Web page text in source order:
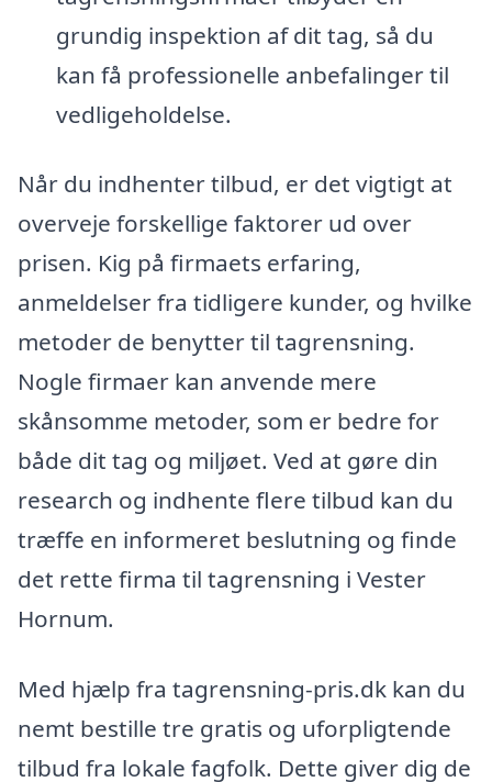
grundig inspektion af dit tag, så du
kan få professionelle anbefalinger til
vedligeholdelse.
Når du indhenter tilbud, er det vigtigt at
overveje forskellige faktorer ud over
prisen. Kig på firmaets erfaring,
anmeldelser fra tidligere kunder, og hvilke
metoder de benytter til tagrensning.
Nogle firmaer kan anvende mere
skånsomme metoder, som er bedre for
både dit tag og miljøet. Ved at gøre din
research og indhente flere tilbud kan du
træffe en informeret beslutning og finde
det rette firma til tagrensning i Vester
Hornum.
Med hjælp fra tagrensning-pris.dk kan du
nemt bestille tre gratis og uforpligtende
tilbud fra lokale fagfolk. Dette giver dig de